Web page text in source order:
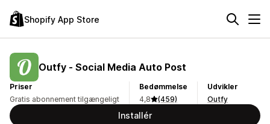
Shopify App Store
Outfy ‑ Social Media Auto Post
Priser
Gratis abonnement tilgængeligt
Bedømmelse
4,8
(459)
Udvikler
Outfy
Installér